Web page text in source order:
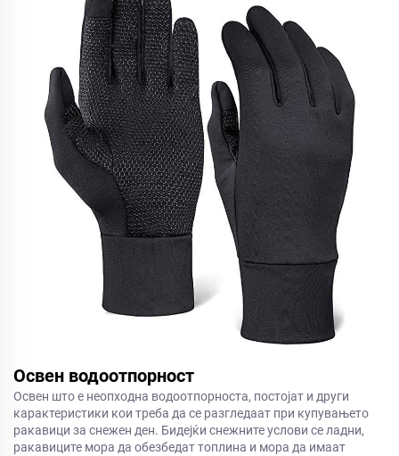
Освен водоотпорност
Освен што е неопходна водоотпорноста, постојат и други
карактеристики кои треба да се разгледаат при купувањето
ракавици за снежен ден. Бидејќи снежните услови се ладни,
ракавиците мора да обезбедат топлина и мора да имаат